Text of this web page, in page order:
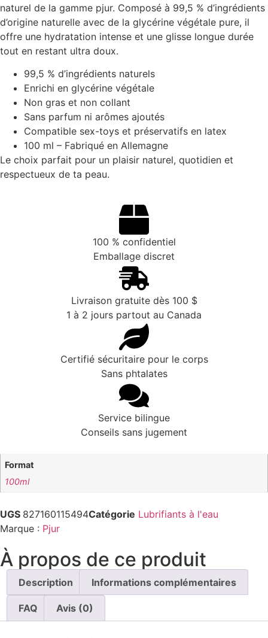
naturel de la gamme pjur. Composé à 99,5 % d’ingrédients
d’origine naturelle avec de la glycérine végétale pure, il
offre une hydratation intense et une glisse longue durée
tout en restant ultra doux.
99,5 % d’ingrédients naturels
Enrichi en glycérine végétale
Non gras et non collant
Sans parfum ni arômes ajoutés
Compatible sex-toys et préservatifs en latex
100 ml – Fabriqué en Allemagne
Le choix parfait pour un plaisir naturel, quotidien et
respectueux de ta peau.
100 % confidentiel
Emballage discret
Livraison gratuite dès 100 $
1 à 2 jours partout au Canada
Certifié sécuritaire pour le corps
Sans phtalates
Service bilingue
Conseils sans jugement
Format
100ml
UGS 827160115494Catégorie Lubrifiants à l'eau
Marque : Pjur
À propos de ce produit
Description Informations complémentaires
FAQ Avis (0)